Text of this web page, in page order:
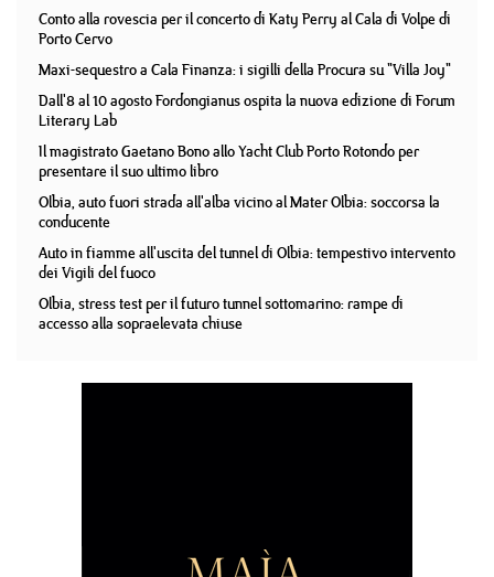
Conto alla rovescia per il concerto di Katy Perry al Cala di Volpe di
Porto Cervo
Maxi-sequestro a Cala Finanza: i sigilli della Procura su "Villa Joy"
Dall'8 al 10 agosto Fordongianus ospita la nuova edizione di Forum
Literary Lab
Il magistrato Gaetano Bono allo Yacht Club Porto Rotondo per
presentare il suo ultimo libro
Olbia, auto fuori strada all'alba vicino al Mater Olbia: soccorsa la
conducente
Auto in fiamme all'uscita del tunnel di Olbia: tempestivo intervento
dei Vigili del fuoco
Olbia, stress test per il futuro tunnel sottomarino: rampe di
accesso alla sopraelevata chiuse